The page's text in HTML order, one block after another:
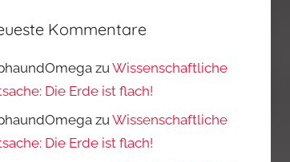
Kommentare
zuWissenschaftliche
Die Erde ist flach!
zuWissenschaftliche
Die Erde ist flach!